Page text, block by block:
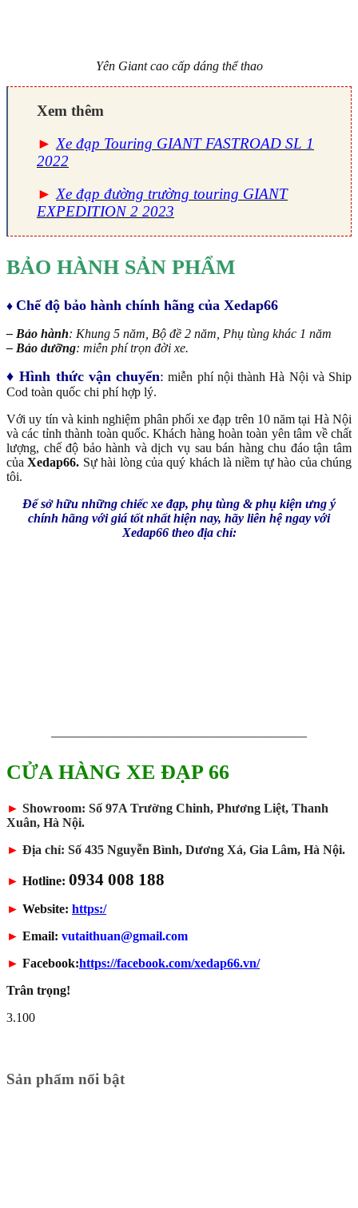
Yên Giant cao cấp dáng thể thao
Xem thêm
► Xe đạp Touring GIANT FASTROAD SL 1
2022
►Xe đạp đường trường touring GIANT
EXPEDITION 2 2023
BẢO HÀNH SẢN PHẨM
♦ Chế độ bảo hành chính hãng của Xedap66
– Bảo hành: Khung 5 năm, Bộ đề 2 năm, Phụ tùng khác 1 năm
– Bảo dưỡng: miễn phí trọn đời xe.
♦ Hình thức vận chuyển: miễn phí nội thành Hà Nội và Ship
Cod toàn quốc chi phí hợp lý.
Với uy tín và kinh nghiệm phân phối xe đạp trên 10 năm tại Hà Nội
và các tỉnh thành toàn quốc. Khách hàng hoàn toàn yên tâm về chất
lượng, chế độ bảo hành và dịch vụ sau bán hàng chu đáo tận tâm
củaXedap66. Sự hài lòng của quý khách là niềm tự hào của chúng
tôi.
Để sở hữu những chiếc xe đạp, phụ tùng & phụ kiện ưng ý
chính hãng với giá tốt nhất hiện nay, hãy liên hệ ngay với
Xedap66 theo địa chỉ:
————————————————————
CỬA HÀNG XE ĐẠP 66
► Showroom: Số 97A Trường Chinh, Phương Liệt, Thanh
Xuân, Hà Nội.
► Địa chỉ: Số 435 Nguyễn Bình, Dương Xá, Gia Lâm, Hà Nội.
► Hotline: 0934 008 188
► Website: https:/
► Email: vutaithuan@gmail.com
► Facebook:https://facebook.com/xedap66.vn/
Trân trọng!
3.100
Sản phẩm nổi bật